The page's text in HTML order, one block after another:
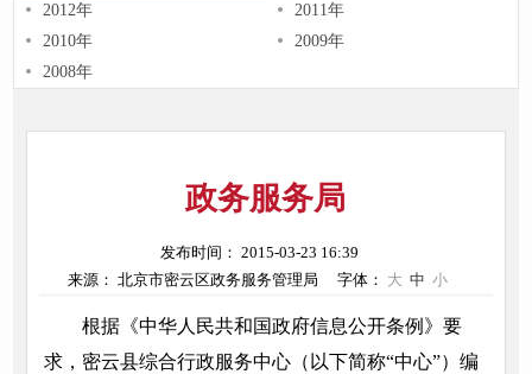
2012年
2011年
2010年
2009年
2008年
政务服务局
发布时间： 2015-03-23 16:39
来源： 北京市密云区政务服务管理局
字体： 大 中 小
根据《中华人民共和国政府信息公开条例》要
求，密云县综合行政服务中心（以下简称“中心”）编